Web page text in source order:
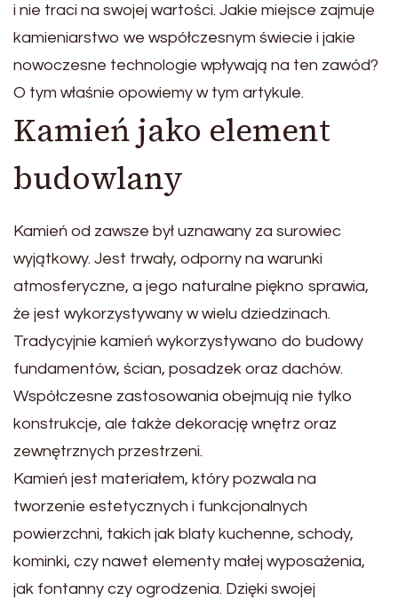
i nie traci na swojej wartości. Jakie miejsce zajmuje
kamieniarstwo we współczesnym świecie i jakie
nowoczesne technologie wpływają na ten zawód?
O tym właśnie opowiemy w tym artykule.
Kamień jako element
budowlany
Kamień od zawsze był uznawany za surowiec
wyjątkowy. Jest trwały, odporny na warunki
atmosferyczne, a jego naturalne piękno sprawia,
że jest wykorzystywany w wielu dziedzinach.
Tradycyjnie kamień wykorzystywano do budowy
fundamentów, ścian, posadzek oraz dachów.
Współczesne zastosowania obejmują nie tylko
konstrukcje, ale także dekorację wnętrz oraz
zewnętrznych przestrzeni.
Kamień jest materiałem, który pozwala na
tworzenie estetycznych i funkcjonalnych
powierzchni, takich jak blaty kuchenne, schody,
kominki, czy nawet elementy małej wyposażenia,
jak fontanny czy ogrodzenia. Dzięki swojej